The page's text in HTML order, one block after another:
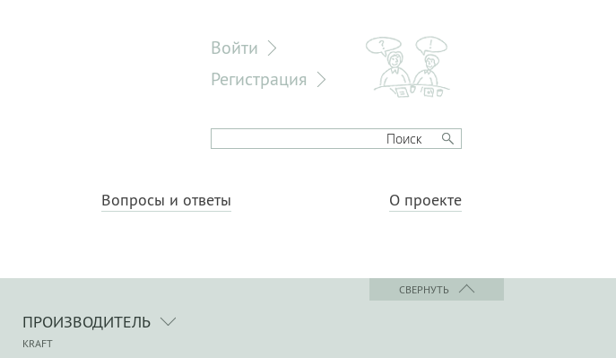
Войти
Регистрация
Вопросы и ответы О проекте
СВЕРНУТЬ
ПРОИЗВОДИТЕЛЬ
KRAFT